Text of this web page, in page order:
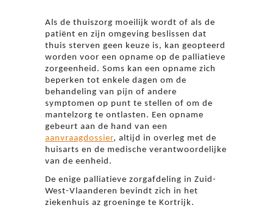
Als de thuiszorg moeilijk wordt of als de
patiënt en zijn omgeving beslissen dat
thuis sterven geen keuze is, kan geopteerd
worden voor een opname op de palliatieve
zorgeenheid. Soms kan een opname zich
beperken tot enkele dagen om de
behandeling van pijn of andere
symptomen op punt te stellen of om de
mantelzorg te ontlasten. Een opname
gebeurt aan de hand van een
aanvraagdossier, altijd in overleg met de
huisarts en de medische verantwoordelijke
van de eenheid.
De enige palliatieve zorgafdeling in Zuid-
West-Vlaanderen bevindt zich in het
ziekenhuis az groeninge te Kortrijk.